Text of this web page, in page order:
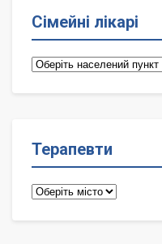
Сімейні лікарі
Сімейні
Терапевти
Терапевти